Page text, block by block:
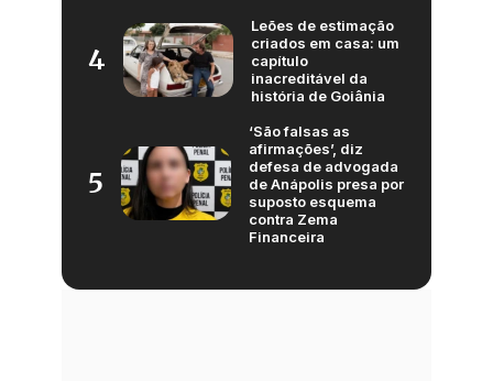
4
Leões de estimação
criados em casa: um
capítulo
inacreditável da
história de Goiânia
5
‘São falsas as
afirmações’, diz
defesa de advogada
de Anápolis presa por
suposto esquema
contra Zema
Financeira